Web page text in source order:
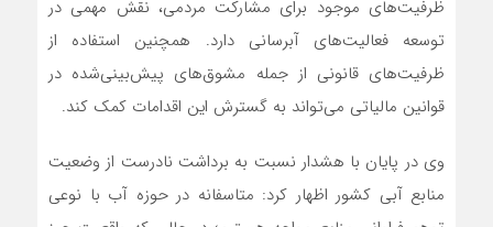
ظرفیت‌های موجود برای مشارکت مردمی، نقش مهمی در
توسعه فعالیت‌های آبرسانی دارد. همچنین استفاده از
ظرفیت‌های قانونی از جمله مشوق‌های پیش‌بینی‌شده در
قوانین مالیاتی می‌تواند به گسترش این اقدامات کمک کند.
وی در پایان با هشدار نسبت به برداشت نادرست از وضعیت
منابع آبی کشور اظهار کرد: متاسفانه در حوزه آب با نوعی